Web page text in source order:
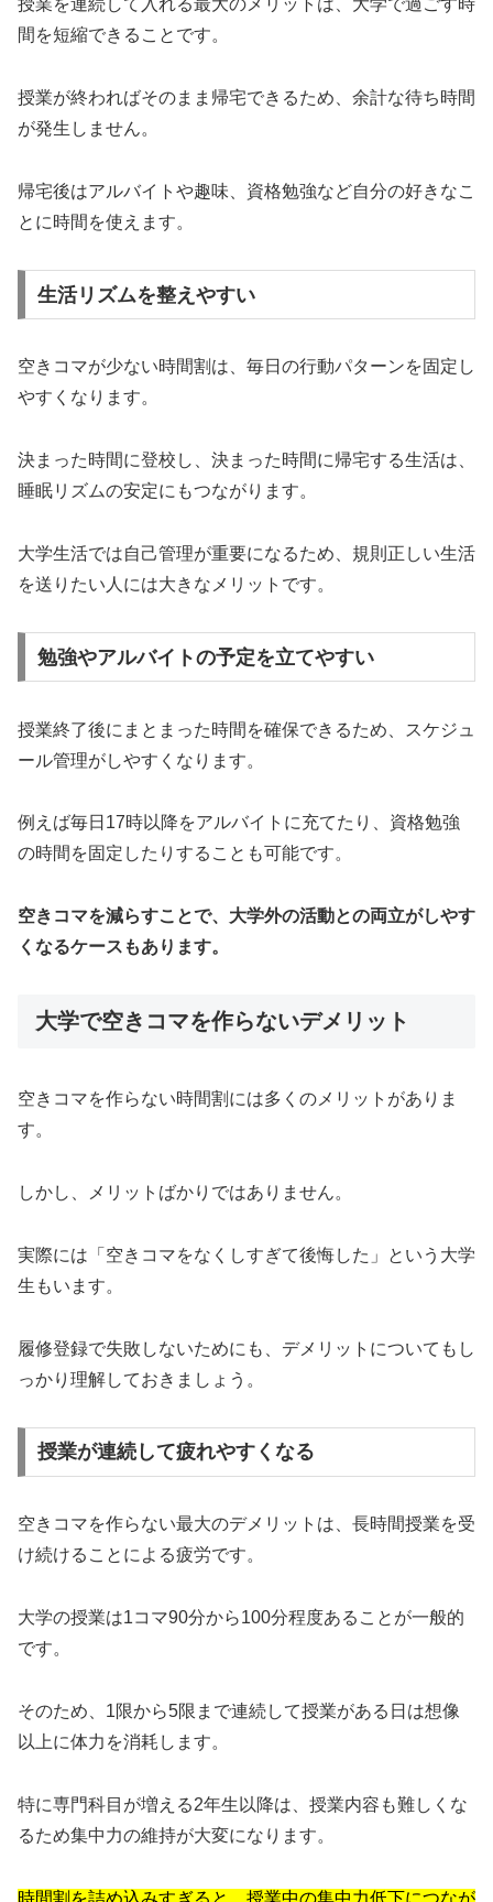
授業を連続して入れる最大のメリットは、大学で過ごす時
間を短縮できることです。
授業が終わればそのまま帰宅できるため、余計な待ち時間
が発生しません。
帰宅後はアルバイトや趣味、資格勉強など自分の好きなこ
とに時間を使えます。
生活リズムを整えやすい
空きコマが少ない時間割は、毎日の行動パターンを固定し
やすくなります。
決まった時間に登校し、決まった時間に帰宅する生活は、
睡眠リズムの安定にもつながります。
大学生活では自己管理が重要になるため、規則正しい生活
を送りたい人には大きなメリットです。
勉強やアルバイトの予定を立てやすい
授業終了後にまとまった時間を確保できるため、スケジュ
ール管理がしやすくなります。
例えば毎日17時以降をアルバイトに充てたり、資格勉強
の時間を固定したりすることも可能です。
空きコマを減らすことで、大学外の活動との両立がしやす
くなるケースもあります。
大学で空きコマを作らないデメリット
空きコマを作らない時間割には多くのメリットがありま
す。
しかし、メリットばかりではありません。
実際には「空きコマをなくしすぎて後悔した」という大学
生もいます。
履修登録で失敗しないためにも、デメリットについてもし
っかり理解しておきましょう。
授業が連続して疲れやすくなる
空きコマを作らない最大のデメリットは、長時間授業を受
け続けることによる疲労です。
大学の授業は1コマ90分から100分程度あることが一般的
です。
そのため、1限から5限まで連続して授業がある日は想像
以上に体力を消耗します。
特に専門科目が増える2年生以降は、授業内容も難しくな
るため集中力の維持が大変になります。
時間割を詰め込みすぎると、授業中の集中力低下につなが